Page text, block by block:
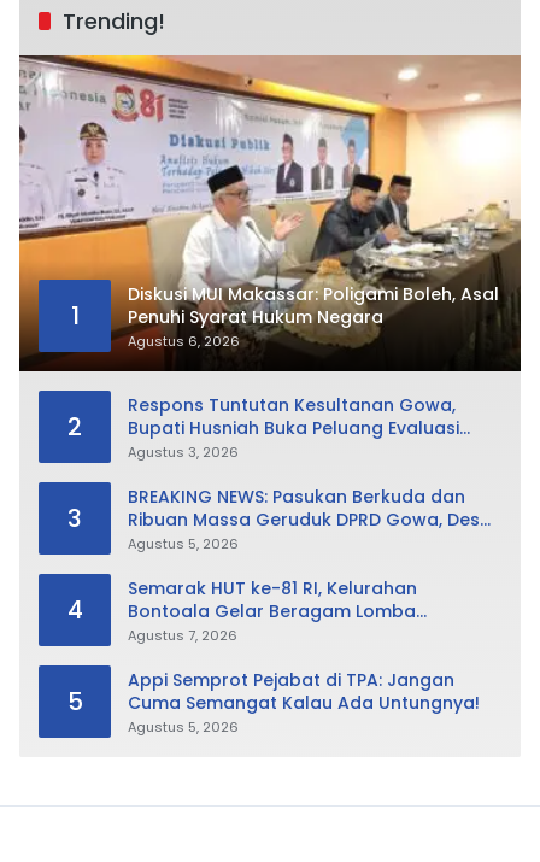
Trending!
1
Diskusi MUI Makassar: Poligami Boleh, Asal
Penuhi Syarat Hukum Negara
Agustus 6, 2026
2
Respons Tuntutan Kesultanan Gowa,
Bupati Husniah Buka Peluang Evaluasi
Perda LAD: Bisa Direvisi Bahkan Diganti
Agustus 3, 2026
3
BREAKING NEWS: Pasukan Berkuda dan
Ribuan Massa Geruduk DPRD Gowa, Desak
Cabut Perda LAD
Agustus 5, 2026
4
Semarak HUT ke-81 RI, Kelurahan
Bontoala Gelar Beragam Lomba
Tradisional Libatkan Seluruh Warga
Agustus 7, 2026
5
Appi Semprot Pejabat di TPA: Jangan
Cuma Semangat Kalau Ada Untungnya!
Agustus 5, 2026